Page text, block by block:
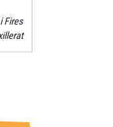
Fires